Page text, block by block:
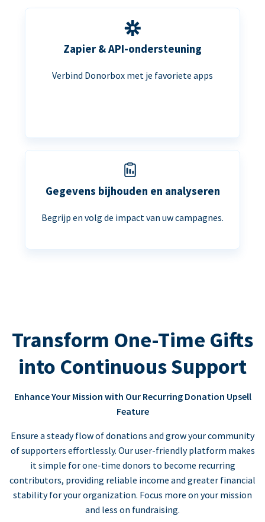
Zapier & API-ondersteuning
Verbind Donorbox met je favoriete apps
Gegevens bijhouden en analyseren
Begrijp en volg de impact van uw campagnes.
Transform One-Time Gifts
into Continuous Support
Enhance Your Mission with Our Recurring Donation Upsell
Feature
Ensure a steady flow of donations and grow your community
of supporters effortlessly. Our user-friendly platform makes
it simple for one-time donors to become recurring
contributors, providing reliable income and greater financial
stability for your organization. Focus more on your mission
and less on fundraising.